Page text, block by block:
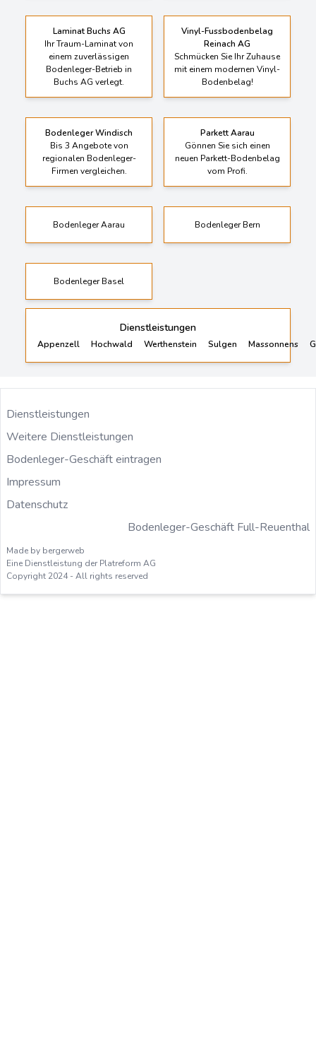
Laminat Buchs AG
Ihr Traum-Laminat von
einem zuverlässigen
Bodenleger-Betrieb in
Buchs AG verlegt.
Vinyl-Fussbodenbelag
Reinach AG
Schmücken Sie Ihr Zuhause
mit einem modernen Vinyl-
Bodenbelag!
Bodenleger Windisch
Bis 3 Angebote von
regionalen Bodenleger-
Firmen vergleichen.
Parkett Aarau
Gönnen Sie sich einen
neuen Parkett-Bodenbelag
vom Profi.
Bodenleger Aarau Bodenleger Bern
Bodenleger Basel
Dienstleistungen
Appenzell Hochwald Werthenstein Sulgen Massonnens
Dienstleistungen
Weitere Dienstleistungen
Bodenleger-Geschäft eintragen
Impressum
Datenschutz
Bodenleger-Geschäft Full-Reuenthal
Made by bergerweb
Eine Dienstleistung der Platreform AG
Copyright 2024 - All rights reserved